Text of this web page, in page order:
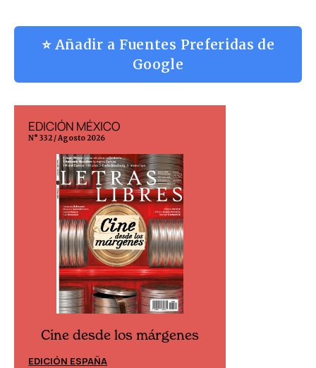
⭐ Añadir a Fuentes Preferidas de
Google
EDICIÓN MÉXICO
N° 332 / Agosto 2026
Cine desde los márgenes
EDICIÓN ESPAÑA